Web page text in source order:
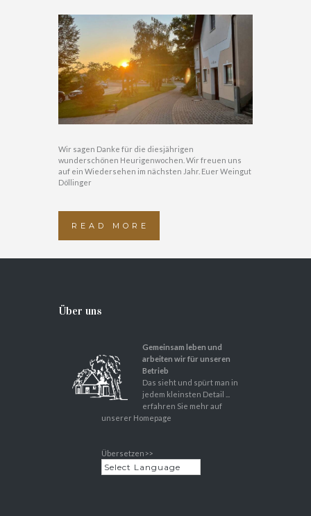
Wir sagen Danke für die diesjährigen
wunderschönen Heurigenwochen. Wir freuen uns
auf ein Wiedersehen im nächsten Jahr. Euer Weingut
Döllinger
READ MORE
Über uns
Gemeinsam leben und
arbeiten wir für unseren
Betrieb
Das sieht und spürt man in
jedem kleinsten Detail ...
erfahren Sie mehr auf
unserer Homepage
Übersetzen>>